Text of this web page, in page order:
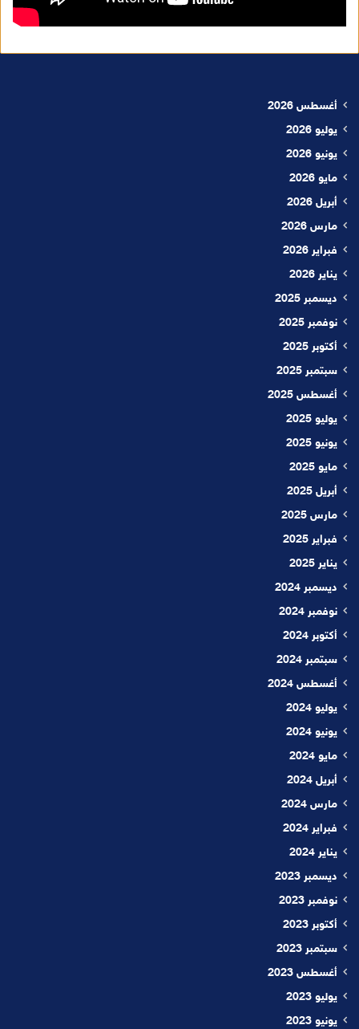
أغسطس 2026
يوليو 2026
يونيو 2026
مايو 2026
أبريل 2026
مارس 2026
فبراير 2026
يناير 2026
ديسمبر 2025
نوفمبر 2025
أكتوبر 2025
سبتمبر 2025
أغسطس 2025
يوليو 2025
يونيو 2025
مايو 2025
أبريل 2025
مارس 2025
فبراير 2025
يناير 2025
ديسمبر 2024
نوفمبر 2024
أكتوبر 2024
سبتمبر 2024
أغسطس 2024
يوليو 2024
يونيو 2024
مايو 2024
أبريل 2024
مارس 2024
فبراير 2024
يناير 2024
ديسمبر 2023
نوفمبر 2023
أكتوبر 2023
سبتمبر 2023
أغسطس 2023
يوليو 2023
يونيو 2023